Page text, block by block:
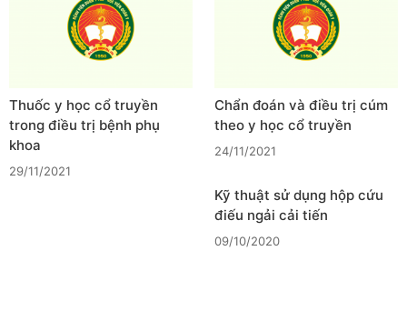
Thuốc y học cổ truyền
trong điều trị bệnh phụ
khoa
29/11/2021
Chẩn đoán và điều trị cúm
theo y học cổ truyền
24/11/2021
Kỹ thuật sử dụng hộp cứu
điếu ngải cải tiến
09/10/2020